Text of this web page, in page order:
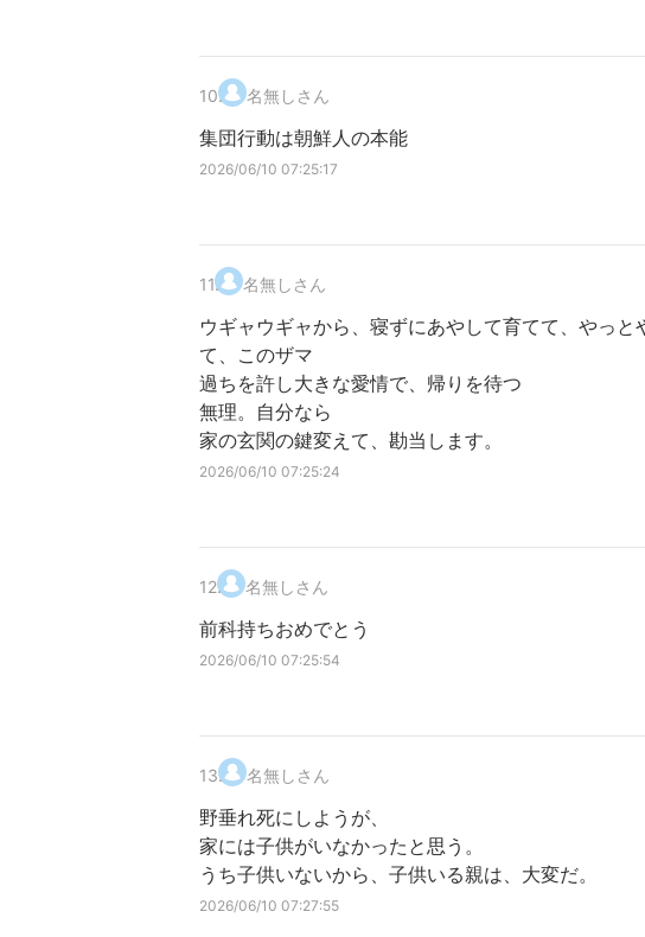
10. 名無しさん
集団行動は朝鮮人の本能
2026/06/10 07:25:17
11. 名無しさん
ウギャウギャから、寝ずにあやして育てて、やっ
て、このザマ
過ちを許し大きな愛情で、帰りを待つ
無理。自分なら
家の玄関の鍵変えて、勘当します。
2026/06/10 07:25:24
12. 名無しさん
前科持ちおめでとう
2026/06/10 07:25:54
13. 名無しさん
野垂れ死にしようが、
家には子供がいなかったと思う。
うち子供いないから、子供いる親は、大変だ。
2026/06/10 07:27:55